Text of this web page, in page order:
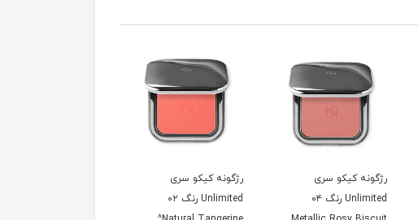
رژگونه کیکو سری
Unlimited رنگ ۰۴
رژگونه کیکو سری
Unlimited رنگ ۰۲